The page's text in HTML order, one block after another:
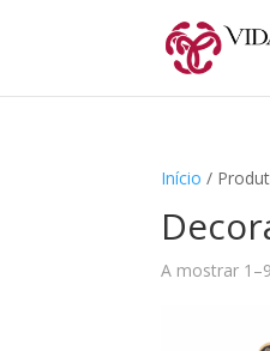
Início /
A mostrar